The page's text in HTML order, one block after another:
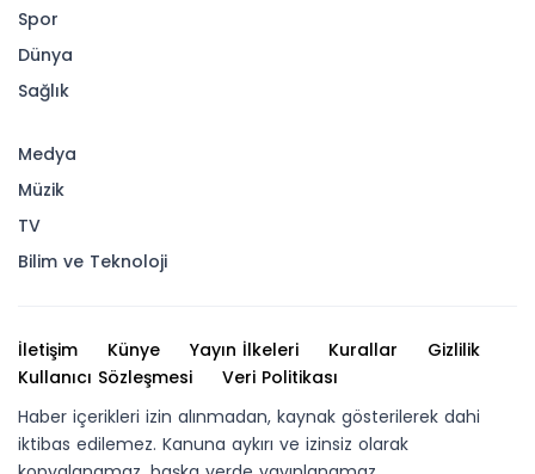
Spor
Dünya
Sağlık
Medya
Müzik
TV
Bilim ve Teknoloji
İletişim Künye Yayın İlkeleri Kurallar
Gizlilik
Kullanıcı Sözleşmesi
Veri Politikası
Haber içerikleri izin alınmadan, kaynak gösterilerek dahi
iktibas edilemez. Kanuna aykırı ve izinsiz olarak